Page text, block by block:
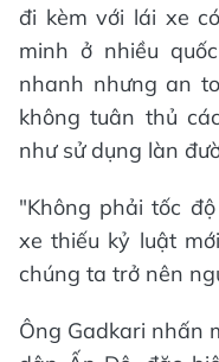
đi kèm với lái xe
minh ở nhiều
nhanh nhưng an
không tuân thủ
như sử dụng làn
"Không phải tốc
xe thiếu kỷ luật
chúng ta trở nên
Ông Gadkari nhấn